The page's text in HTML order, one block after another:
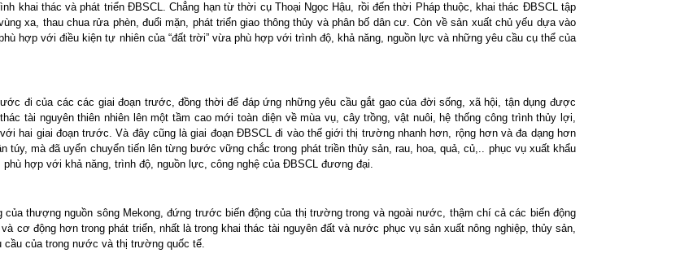
khai thác và phát triển ĐBSCL. Chẳng hạn từ thời cụ Thoại Ngọc Hậu, rồi đến thời Pháp thuộc, khai thác ĐBSCL tập
xa, thau chua rửa phèn, đuổi mặn, phát triển giao thông thủy và phân bố dân cư. Còn về sản xuất chủ yếu dựa vào
hợp với điều kiện tự nhiên của “đất trời” vừa phù hợp với trình độ, khả năng, nguồn lực và những yêu cầu cụ thể của
đi của các các giai đoạn trước, đồng thời để đáp ứng những yêu cầu gắt gao của đời sống, xã hội, tận dụng được
tài nguyên thiên nhiên lên một tầm cao mới toàn diện về mùa vụ, cây trồng, vật nuôi, hệ thống công trình thủy lợi,
hai giai đoạn trước. Và đây cũng là giai đoạn ĐBSCL đi vào thế giới thị trường nhanh hơn, rộng hơn và đa dạng hơn
túy, mà đã uyển chuyển tiến lên từng bước vững chắc trong phát triền thủy sản, rau, hoa, quả, củ,.. phục vụ xuất khẩu
hợp với khả năng, trình độ, nguồn lực, công nghệ của ĐBSCL đương đại.
thượng nguồn sông Mekong, đứng trước biến động của thị trường trong và ngoài nước, thậm chí cả các biến động
cơ động hơn trong phát triển, nhất là trong khai thác tài nguyên đất và nước phục vụ sản xuất nông nghiệp, thủy sản,
cầu của trong nước và thị trường quốc tế.